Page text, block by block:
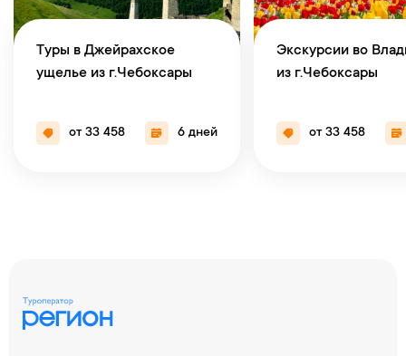
Туры в Джейрахское
ущелье из г.Чебоксары
от 33 458 6 дней
Экскурсии во
из г.Чебоксары
от 33 458